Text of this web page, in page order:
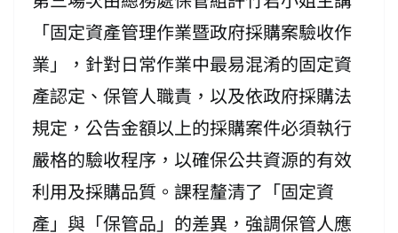
「固定資產管理作業暨政府採購案驗收作
業」，針對日常作業中最易混淆的固定資
產認定、保管人職責，以及依政府採購法
規定，公告金額以上的採購案件必須執行
嚴格的驗收程序，以確保公共資源的有效
利用及採購品質。課程釐清了「固定資
產」與「保管品」的差異，強調保管人應